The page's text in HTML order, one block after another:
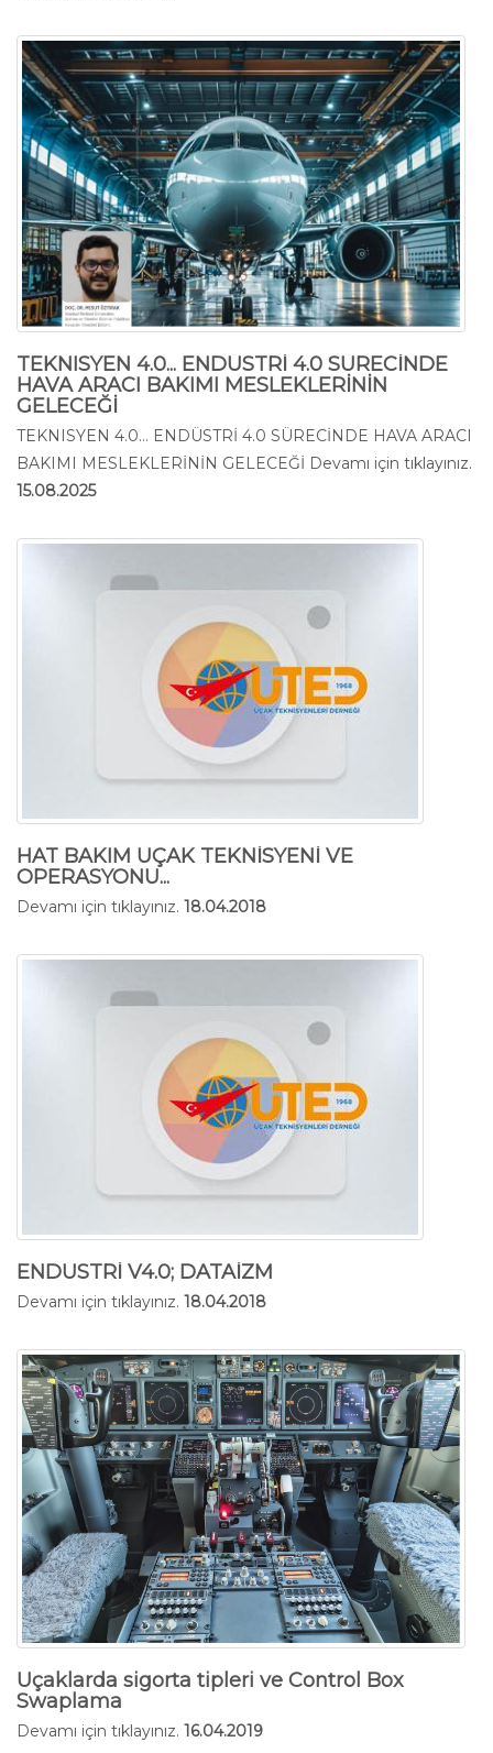
TEKNISYEN 4.0... ENDÜSTRİ 4.0 SÜRECİNDE
HAVA ARACI BAKIMI MESLEKLERİNİN
GELECEĞİ
TEKNISYEN 4.0... ENDÜSTRİ 4.0 SÜRECİNDE HAVA ARACI
BAKIMI MESLEKLERİNİN GELECEĞİ Devamı için tıklayınız.
15.08.2025
HAT BAKIM UÇAK TEKNİSYENİ VE
OPERASYONU...
Devamı için tıklayınız. 18.04.2018
ENDÜSTRİ V4.0; DATAİZM
Devamı için tıklayınız. 18.04.2018
Uçaklarda sigorta tipleri ve Control Box
Swaplama
Devamı için tıklayınız. 16.04.2019